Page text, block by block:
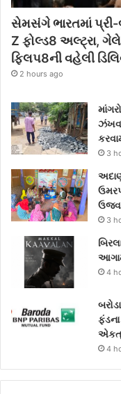
સેમસંગે ભારતમાં પ્રી-
Z ફોલ્ડ8 અલ્ટ્રા,
ફ્લિપ8ની વહેલી
2 hours ago
3
3
4
4